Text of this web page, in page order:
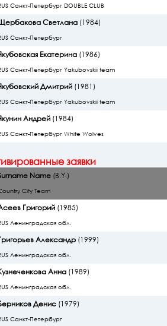
Санкт-Петербург DOUBLE CLUB
Светлана(1984)
Санкт-Петербург
Екатерина(1986)
Санкт-Петербург Yakubovskii team
Дмитрий(1981)
Санкт-Петербург Yakubovskii team
Андрей(1984)
Санкт-Петербург White Wolves
заявки
Name (B.Y.)
City Team
Григорий(1985)
Ленинградская обл.
Александр(1999)
Ленинградская обл.
Анна(1989)
Ленинградская обл.
Денис(1979)
Санкт-Петербург